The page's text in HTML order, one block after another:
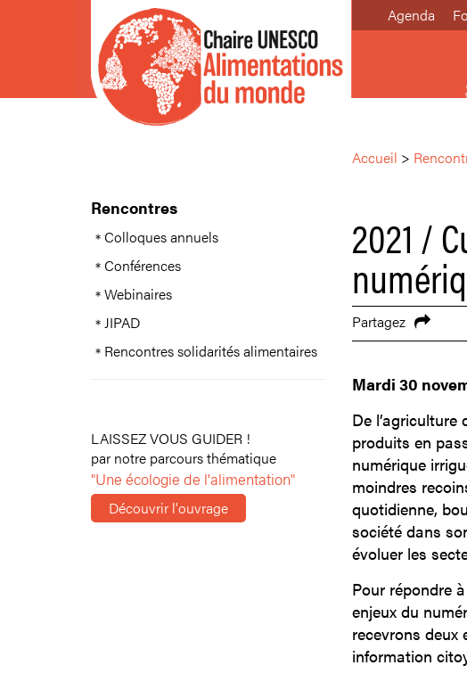
Agenda
Rencontres
Colloques annuels
Conférences
Webinaires
JIPAD
Rencontres solidarités alimentaires
LAISSEZ VOUS GUIDER !
par notre parcours thématique
"Une écologie de l'alimentation"
Découvrir l'ouvrage
Accueil >
2021 /
Partagez
Mardi 30
De
produits en
numérique
moindres
quotidienne,
société dans
évoluer les
Pour répondre
enjeux du
recevrons deux
information